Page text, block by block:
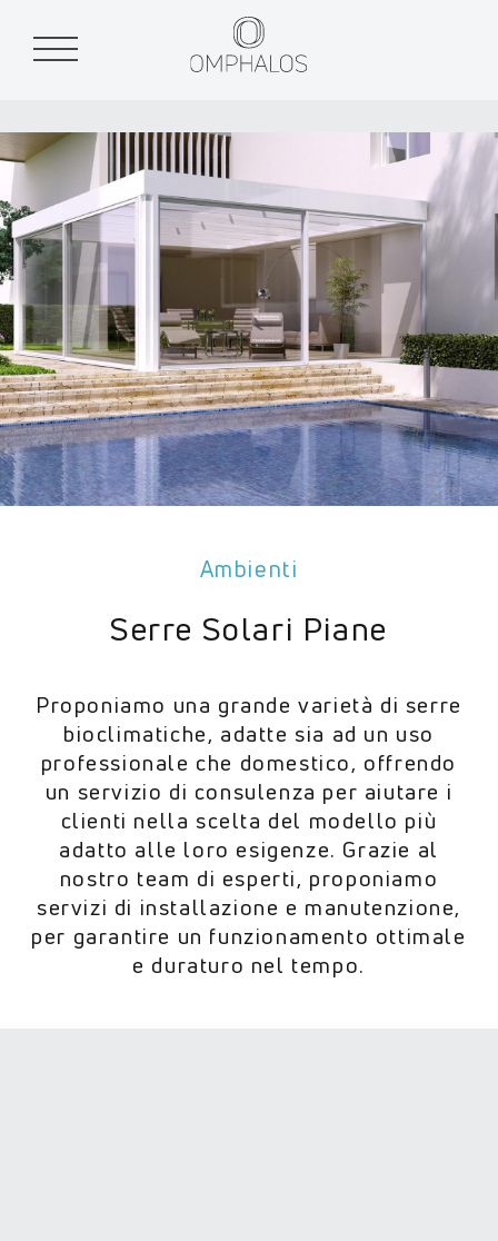
Ambienti
Serre Solari Piane
Proponiamo una grande varietà di serre
bioclimatiche, adatte sia ad un uso
professionale che domestico, offrendo
un servizio di consulenza per aiutare i
clienti nella scelta del modello più
adatto alle loro esigenze. Grazie al
nostro team di esperti, proponiamo
servizi di installazione e manutenzione,
per garantire un funzionamento ottimale
e duraturo nel tempo.